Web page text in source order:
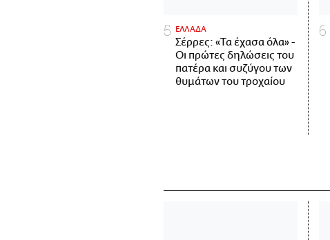
ΕΛΛΑΔΑ
Σέρρες: «Τα έχασα όλα» -
Οι πρώτες δηλώσεις του
πατέρα και συζύγου των
θυμάτων του τροχαίου